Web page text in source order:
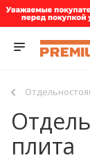
плита